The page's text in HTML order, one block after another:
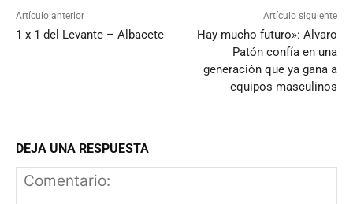
Artículo anterior
1 x 1 del Levante – Albacete
Artículo siguiente
Hay mucho futuro»: Alvaro
Patón confía en una
generación que ya gana a
equipos masculinos
DEJA UNA RESPUESTA